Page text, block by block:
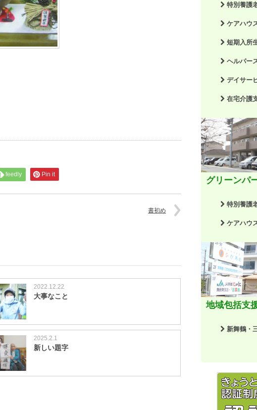
feedly Pin it
書初め
2022.12.22
大事なこと
2025.2.1
新しい題字
特別養護
ケアハウ
短期入所
ヘルパー
デイサー
在宅介護
グリーンパ
特別養護
ケアハウ
地域包括支
新舞鶴・